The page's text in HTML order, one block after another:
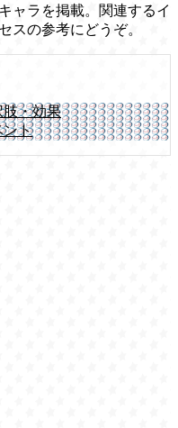
ャラを掲載。関連するイ
スの参考にどうぞ。
肢・効果
ント